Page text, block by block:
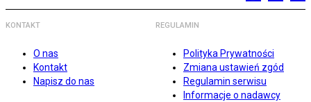
KONTAKT
O nas
Kontakt
Napisz do nas
REGULAMIN
Polityka Prywatności
Zmiana ustawień zgód
Regulamin serwisu
Informacje o nadawcy